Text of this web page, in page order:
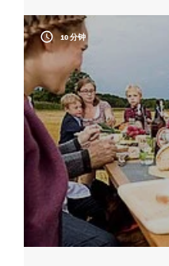
10 分钟